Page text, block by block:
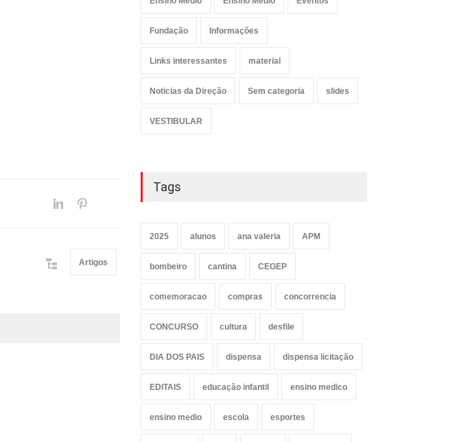
Artigos
Fundação Informações
Links interessantes material
Noticias da Direção Sem categoria slides
VESTIBULAR
Tags
2025 alunos ana valeria APM
bombeiro cantina CEGEP
comemoracao compras concorrencia
CONCURSO cultura desfile
DIA DOS PAIS dispensa dispensa licitação
EDITAIS educação infantil ensino medico
ensino medio escola esportes